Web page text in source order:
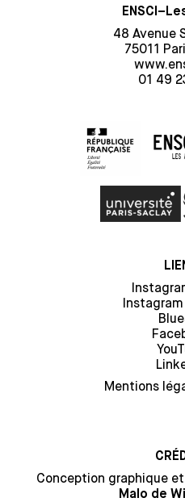
48 Avenue
75011
01 49
Mentions
Conception graphique
Malo de